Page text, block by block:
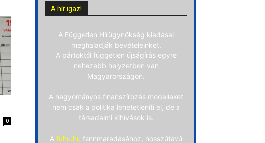
0
A hír igaz!
A Független Hírügynökség kiadásai
meghaladják bevételeinket.
A pártoktól független újságírás egyre
nehezebb helyzetben van
Magyarországon.
A hagyományos finanszírozás modelleket
nem csak a politika lehetetleníti el, de a
társadalmi kihívások is.
A fuhu.hu fennmaradásához, hosszútávú